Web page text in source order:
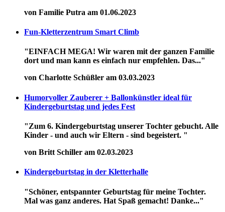
von Familie Putra am 01.06.2023
Fun-Kletterzentrum Smart Climb
"EINFACH MEGA! Wir waren mit der ganzen Familie
dort und man kann es einfach nur empfehlen. Das..."
von Charlotte Schüßler am 03.03.2023
Humorvoller Zauberer + Ballonkünstler ideal für
Kindergeburtstag und jedes Fest
"Zum 6. Kindergeburtstag unserer Tochter gebucht. Alle
Kinder - und auch wir Eltern - sind begeistert. "
von Britt Schiller am 02.03.2023
Kindergeburtstag in der Kletterhalle
"Schöner, entspannter Geburtstag für meine Tochter.
Mal was ganz anderes. Hat Spaß gemacht! Danke..."